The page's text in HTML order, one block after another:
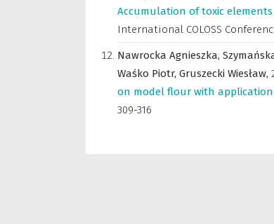
Accumulation of toxic
International COLOSS
Nawrocka Agnieszka,
Waśko Piotr, Gruszecki Wiesław,
on model flour with application
309-316